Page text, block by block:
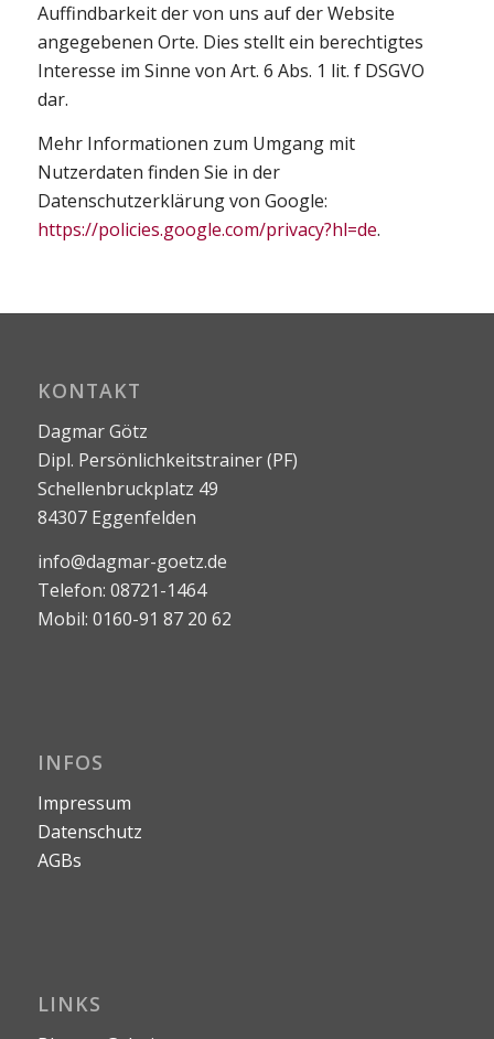
Auffindbarkeit der von uns auf der Website
angegebenen Orte. Dies stellt ein berechtigtes
Interesse im Sinne von Art. 6 Abs. 1 lit. f DSGVO
dar.
Mehr Informationen zum Umgang mit
Nutzerdaten finden Sie in der
Datenschutzerklärung von Google:
https://policies.google.com/privacy?hl=de.
KONTAKT
Dagmar Götz
Dipl. Persönlichkeitstrainer (PF)
Schellenbruckplatz 49
84307 Eggenfelden
info@dagmar-goetz.de
Telefon: 08721-1464
Mobil: 0160-91 87 20 62
INFOS
Impressum
Datenschutz
AGBs
LINKS